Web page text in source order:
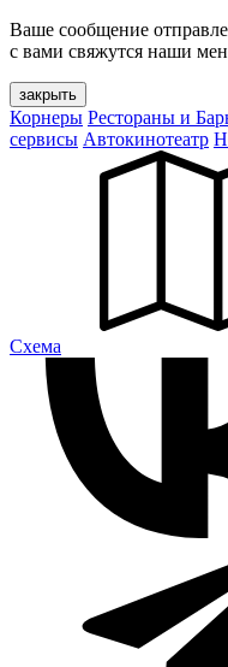
Ваше сообщение
с вами свяжутся наши
закрыть
Корнеры Рестораны и
сервисы Автокинотеатр
Cхема